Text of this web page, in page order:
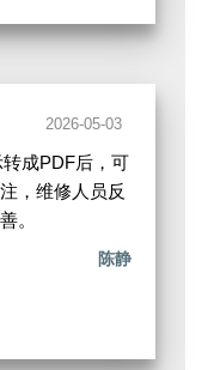
2026-05-03
成PDF后，可
，维修人员反
。
陈静